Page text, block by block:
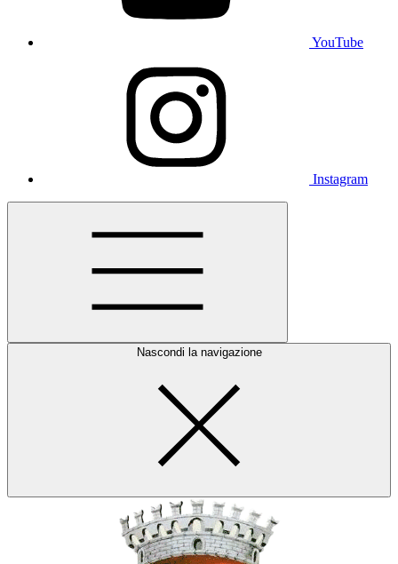
YouTube
Instagram
Nascondi la navigazione